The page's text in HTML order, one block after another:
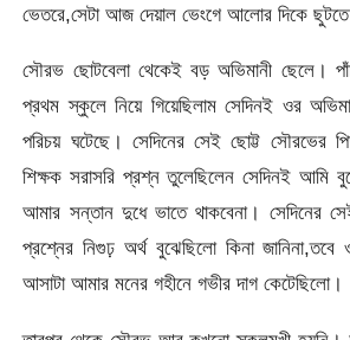
ভেতরে,সেটা আজ দেয়াল ভেংগে আলোর দিকে ছুটতে
সৌরভ ছোটবেলা থেকেই বড় অভিমানী ছেলে।
প্রথম স্কুলে নিয়ে গিয়েছিলাম সেদিনই ওর
পরিচয় ঘটেছে। সেদিনের সেই ছোট্ট সৌরভের
শিক্ষক সরাসরি প্রশ্ন তুলেছিলেন সেদিনই আমি
আমার সন্তান দুধে ভাতে থাকবেনা। সেদিনের
প্রশ্নের নিগুঢ় অর্থ বুঝেছিলো কিনা জানিনা,তবে
আসাটা আমার মনের গহীনে গভীর দাগ কেটেছিলো।